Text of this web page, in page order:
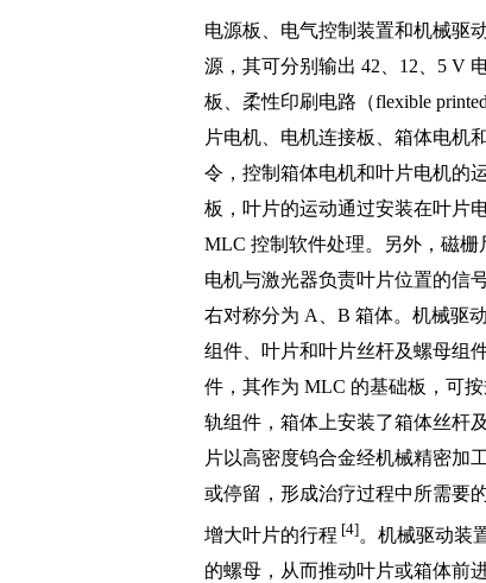
电源板、电气控制装置和机械驱
源，其可分别输出 42、12、5 V
板、柔性印刷电路（flexible
片电机、电机连接板、箱体电机
令，控制箱体电机和叶片电机的
板，叶片的运动通过安装在叶片
MLC 控制软件处理。另外，磁
电机与激光器负责叶片位置的信
右对称分为 A、B 箱体。机械驱
组件、叶片和叶片丝杆及螺母组
件，其作为 MLC 的基础板，可
轨组件，箱体上安装了箱体丝杆
片以高密度钨合金经机械精密加
或停留，形成治疗过程中所需要
增大叶片的行程 [4]。机械驱动装
的螺母，从而推动叶片或箱体前